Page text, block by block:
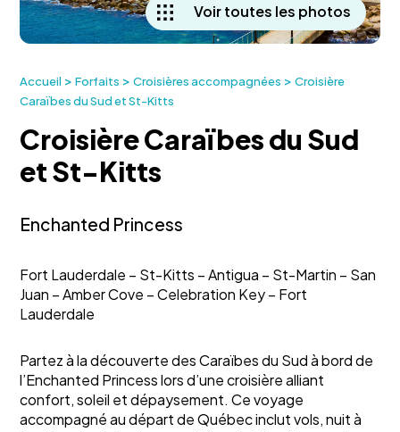
Voir toutes les photos
Accueil > Forfaits > Croisières accompagnées > Croisière
Caraïbes du Sud et St-Kitts
Croisière Caraïbes du Sud
et St-Kitts
Enchanted Princess
Fort Lauderdale – St-Kitts – Antigua – St-Martin – San
Juan – Amber Cove – Celebration Key – Fort
Lauderdale
Partez à la découverte des Caraïbes du Sud à bord de
l’Enchanted Princess lors d’une croisière alliant
confort, soleil et dépaysement. Ce voyage
accompagné au départ de Québec inclut vols, nuit à